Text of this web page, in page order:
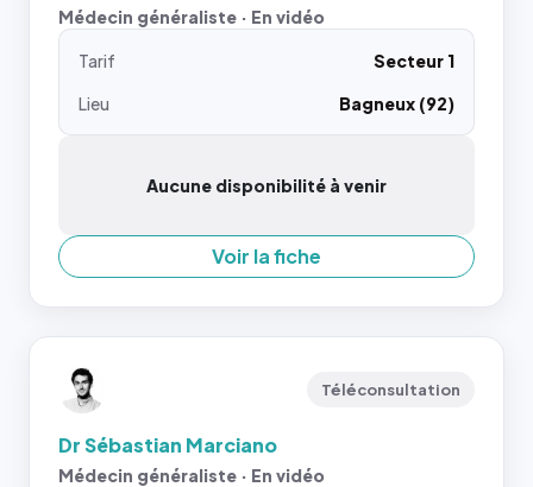
Médecin généraliste · En vidéo
Tarif
Secteur 1
Lieu
Bagneux (92)
Aucune disponibilité à venir
Voir la fiche
Téléconsultation
Dr Sébastian Marciano
Médecin généraliste · En vidéo